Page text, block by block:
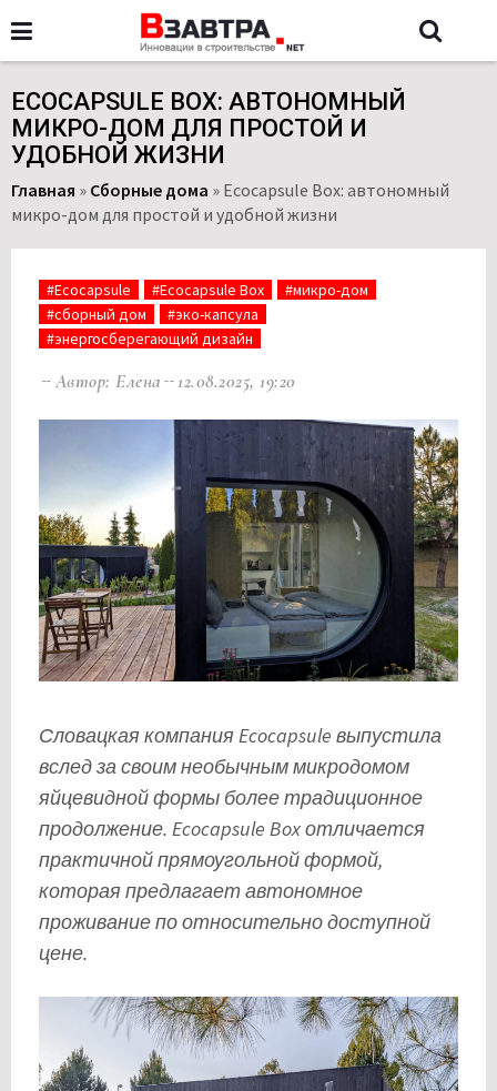
ECOCAPSULE BOX: АВТОНОМНЫЙ
МИКРО-ДОМ ДЛЯ ПРОСТОЙ И
УДОБНОЙ ЖИЗНИ
Главная » Сборные дома » Ecocapsule Box: автономный
микро-дом для простой и удобной жизни
#Ecocapsule #Ecocapsule Box
#микро-дом
#сборный дом
#эко-капсула
#энергосберегающий дизайн
Автор: Елена 12.08.2025, 19:20
Словацкая компания Ecocapsule выпустила
вслед за своим необычным микродомом
яйцевидной формы более традиционное
продолжение. Ecocapsule Box отличается
практичной прямоугольной формой,
которая предлагает автономное
проживание по относительно доступной
цене.